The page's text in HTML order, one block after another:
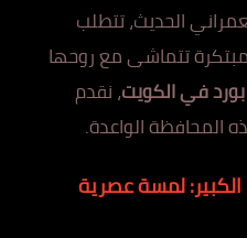
الحديث، تتطلب
تتماشى مع روحها
في الكويت، نقدم
المحافظة الواعدة.
لمسة عصرية